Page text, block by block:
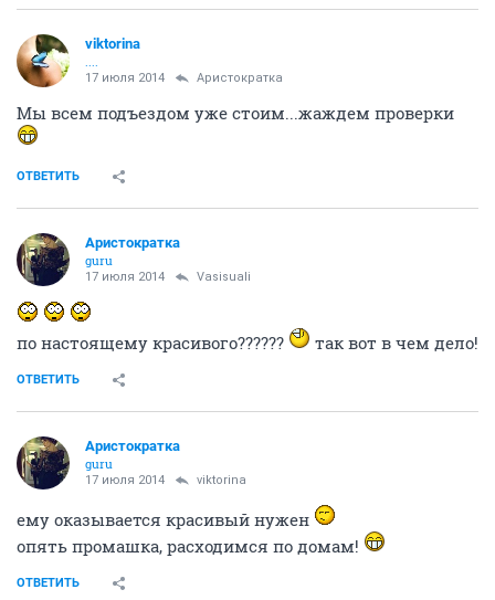
viktorina
17 июля 2014 Аристократка
Мы всем подъездом уже стоим...жаждем проверки
ОТВЕТИТЬ
Аристократка
guru
17 июля 2014 Vasisuali
по настоящему красивого?????? так вот в чем дело!
ОТВЕТИТЬ
Аристократка
guru
17 июля 2014 viktorina
ему оказывается красивый нужен
опять промашка, расходимся по домам!
ОТВЕТИТЬ